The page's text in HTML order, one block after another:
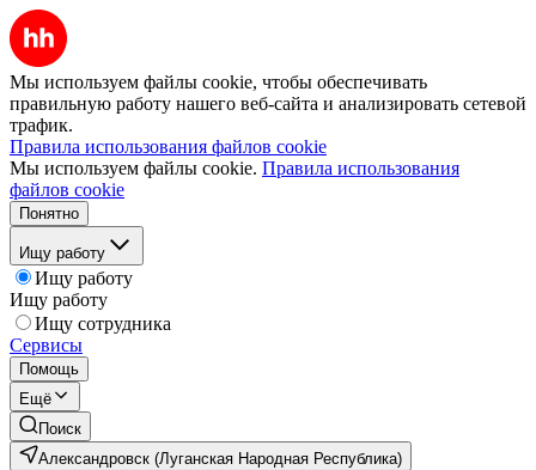
Мы используем файлы cookie, чтобы обеспечивать
правильную работу нашего веб-сайта и анализировать сетевой
трафик.
Правила использования файлов cookie
Мы используем файлы cookie. Правила использования
файлов cookie
Понятно
Ищу работу
Ищу работу
Ищу работу
Ищу сотрудника
Сервисы
Помощь
Ещё
Поиск
Александровск (Луганская Народная Республика)